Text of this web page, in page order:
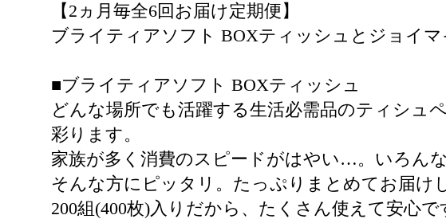
【2ヵ月毎全6回お届け定期便】
ブライティアソフト BOXティッシュとジョイ
■ブライティアソフト BOXティッシュ
どんな場所でも活躍する生活必需品のティシュ
彩ります。
家族が多く消費のスピードがはやい…。いろん
そんな方にピッタリ。たっぷりまとめてお届け
200組(400枚)入りだから、たくさん使えて安心で